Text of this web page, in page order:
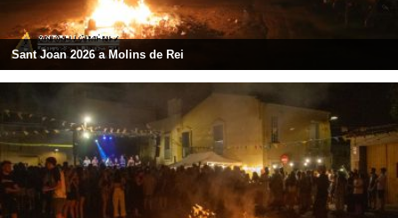
Sant Joan 2026 a Molins de Rei